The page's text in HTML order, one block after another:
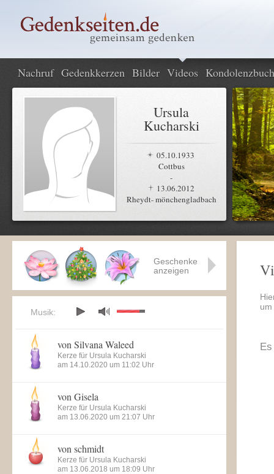
Nachruf Gedenkkerzen Bilder Videos Kondolenzbuch
Ursula
Kucharski
05.10.1933
Cottbus
-
13.06.2012
Rheydt- mönchengladbach
Geschenke
anzeigen
Musik:
von Silvana Waleed
Kerze für Ursula Kucharski
am 14.10.2020 um 11:02 Uhr
von Gisela
Kerze für Ursula Kucharski
am 13.06.2020 um 21:07 Uhr
von schmidt
Kerze für Ursula Kucharski
am 13.06.2018 um 18:09 Uhr